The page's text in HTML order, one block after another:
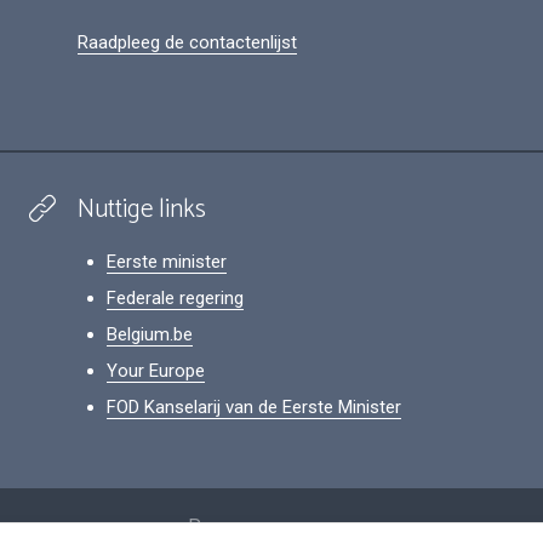
Raadpleeg de contactenlijst
Nuttige links
Eerste minister
Federale regering
Belgium.be
Your Europe
FOD Kanselarij van de Eerste Minister
Persoonsgegevens